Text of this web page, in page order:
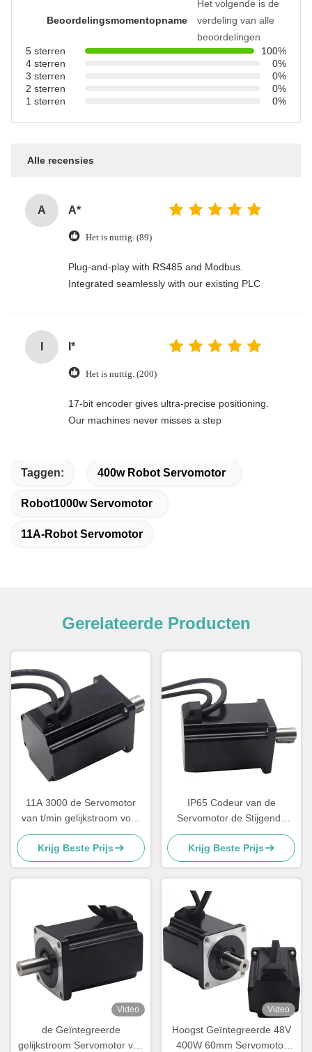
Beoordelingsmomentopname
Het volgende is de
verdeling van alle
beoordelingen
5 sterren
100%
4 sterren
0%
3 sterren
0%
2 sterren
0%
1 sterren
0%
Alle recensies
A A*
Het is nuttig. (89)
Plug-and-play with RS485 and Modbus.
Integrated seamlessly with our existing PLC
I*
Het is nuttig. (200)
17-bit encoder gives ultra-precise positioning.
Our machines never misses a step
Taggen: 400w Robot Servomotor
Robot1000w Servomotor
11A-Robot Servomotor
Gerelateerde Producten
11A 3000 de Servomotor
van t/min gelijkstroom voor
Codeur van Robot de
Stijgende 2500 Lijnen
Krijg Beste Prijs
IP65 Codeur van de
Servomotor de Stijgende
2500 Lijnen van de hoge
Precisierobot
Krijg Beste Prijs
Video
de Geïntegreerde
gelijkstroom Servomotor van
Video
Hoogst Geïntegreerde 48V
400W 60mm Servomotor